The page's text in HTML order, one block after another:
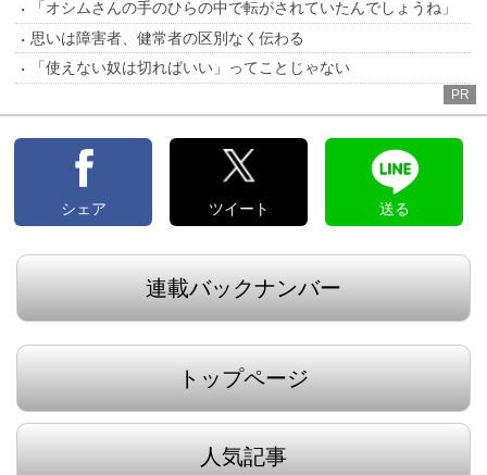
「オシムさんの手のひらの中で転がされていたんでしょうね」
思いは障害者、健常者の区別なく伝わる
「使えない奴は切ればいい」ってことじゃない
PR
シェア ツイート 送る
連載バックナンバー
トップページ
人気記事